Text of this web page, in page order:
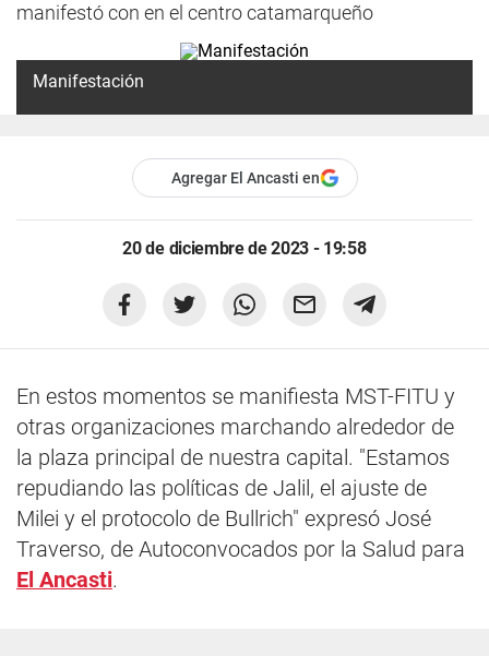
manifestó con en el centro catamarqueño
Manifestación
Agregar El Ancasti en
20 de diciembre de 2023 - 19:58
En estos momentos se manifiesta MST-FITU y
otras organizaciones marchando alrededor de
la plaza principal de nuestra capital. "Estamos
repudiando las políticas de Jalil, el ajuste de
Milei y el protocolo de Bullrich" expresó José
Traverso, de Autoconvocados por la Salud para
El Ancasti.